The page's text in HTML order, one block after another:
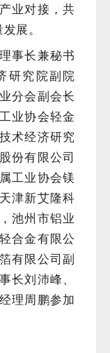
业对接，共
展。
事长兼秘书
研究院副院
分会副会长
业协会轻金
术经济研究
份有限公司
工业协会镁
津新艾隆科
池州市铝业
合金有限公
有限公司副
长刘沛峰、
理周鹏参加